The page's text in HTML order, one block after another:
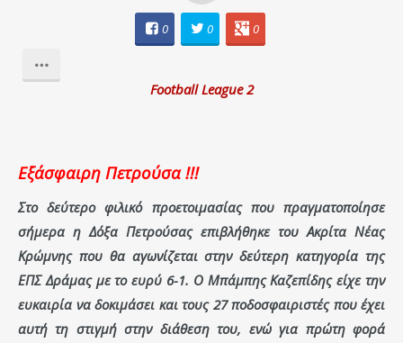
0 0 0
Football League 2
Εξάσφαιρη Πετρούσα !!!
Στο δεύτερο φιλικό προετοιμασίας που πραγματοποίησε
σήμερα η Δόξα Πετρούσας επιβλήθηκε του Ακρίτα Νέας
Κρώμνης που θα αγωνίζεται στην δεύτερη κατηγορία της
ΕΠΣ Δράμας με το ευρύ 6-1. Ο Μπάμπης Καζεπίδης είχε την
ευκαιρία να δοκιμάσει και τους 27 ποδοσφαιριστές που έχει
αυτή τη στιγμή στην διάθεση του, ενώ για πρώτη φορά